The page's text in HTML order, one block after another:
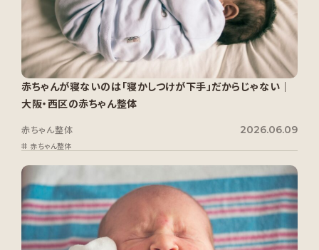
赤ちゃんが寝ないのは「寝かしつけが下手」だからじゃない｜
大阪・西区の赤ちゃん整体
2026.06.09
赤ちゃん整体
赤ちゃん整体